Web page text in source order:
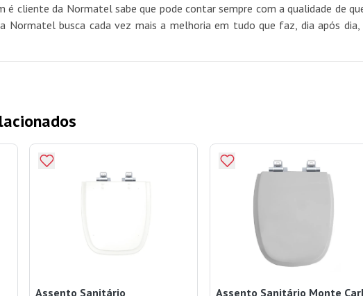
é cliente da Normatel sabe que pode contar sempre com a qualidade de
Normatel busca cada vez mais a melhoria em tudo que faz, dia após
Assento Sanitário
Assento Sanitário Monte